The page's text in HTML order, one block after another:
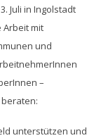
Juli in Ingolstadt
Arbeit mit
und
–
unterstützen und